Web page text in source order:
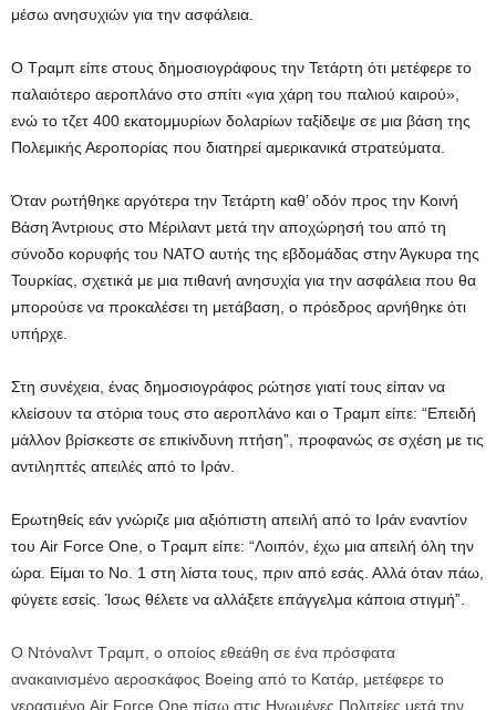
μέσω ανησυχιών για την ασφάλεια.
Ο Τραμπ είπε στους δημοσιογράφους την Τετάρτη ότι μετέφερε το
παλαιότερο αεροπλάνο στο σπίτι «για χάρη του παλιού καιρού»,
ενώ το τζετ 400 εκατομμυρίων δολαρίων ταξίδεψε σε μια βάση της
Πολεμικής Αεροπορίας που διατηρεί αμερικανικά στρατεύματα.
Όταν ρωτήθηκε αργότερα την Τετάρτη καθ’ οδόν προς την Κοινή
Βάση Άντριους στο Μέριλαντ μετά την αποχώρησή του από τη
σύνοδο κορυφής του ΝΑΤΟ αυτής της εβδομάδας στην Άγκυρα της
Τουρκίας, σχετικά με μια πιθανή ανησυχία για την ασφάλεια που θα
μπορούσε να προκαλέσει τη μετάβαση, ο πρόεδρος αρνήθηκε ότι
υπήρχε.
Στη συνέχεια, ένας δημοσιογράφος ρώτησε γιατί τους είπαν να
κλείσουν τα στόρια τους στο αεροπλάνο και ο Τραμπ είπε: “Επειδή
μάλλον βρίσκεστε σε επικίνδυνη πτήση”, προφανώς σε σχέση με τις
αντιληπτές απειλές από το Ιράν.
Ερωτηθείς εάν γνώριζε μια αξιόπιστη απειλή από το Ιράν εναντίον
του Air Force One, ο Τραμπ είπε: “Λοιπόν, έχω μια απειλή όλη την
ώρα. Είμαι το Νο. 1 στη λίστα τους, πριν από εσάς. Αλλά όταν πάω,
φύγετε εσείς. Ίσως θέλετε να αλλάξετε επάγγελμα κάποια στιγμή”.
Ο Ντόναλντ Τραμπ, ο οποίος εθεάθη σε ένα πρόσφατα
ανακαινισμένο αεροσκάφος Boeing από το Κατάρ, μετέφερε το
γερασμένο Air Force One πίσω στις Ηνωμένες Πολιτείες μετά την